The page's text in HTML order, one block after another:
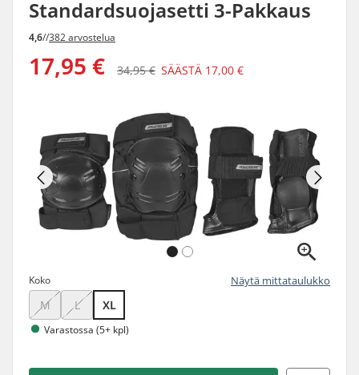
Standardsuojasetti 3-Pakkaus
4,6//382 arvostelua
17,95 € 34,95 € SÄÄSTÄ 17,00 €
Koko Näytä mittataulukko
M L XL
Varastossa (5+ kpl)